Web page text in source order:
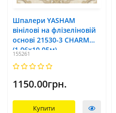
Шпалери YASHAM
вінілові на флізеліновій
основі 21530-3 CHARM
(1,06х10,05м)
155261
1150.00грн.
Купити